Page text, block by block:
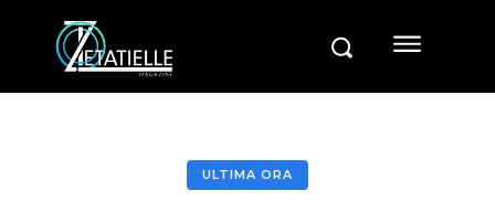
ULTIMA ORA